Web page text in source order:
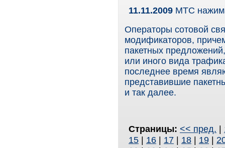
11.11.2009 МТС
Операторы сотовой
модификаторов,
пакетных
или иного вида
последнее время
представившие
и так далее.
Страницы: << пред. |
15 | 16 | 17 | 18 | 19 |